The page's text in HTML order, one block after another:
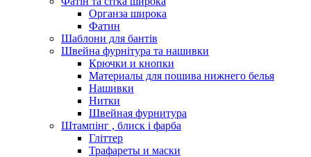
Органза широка
Фатин
Шаблони для бантів
Швейна фурнітура та нашивки
Крючки и кнопки
Материалы для пошива нижнего белья
Нашивки
Нитки
Швейная фурнитура
Штампінг , блиск і фарба
Гліттер
Трафареты и маски